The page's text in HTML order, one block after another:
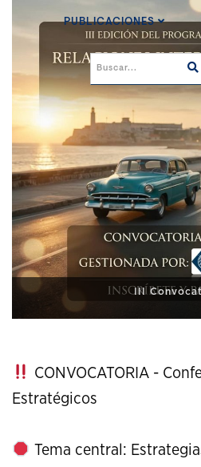
PUBLICACIONES
XI Conference on
CONVOCATORIA -
Estratégicos
Tema central: